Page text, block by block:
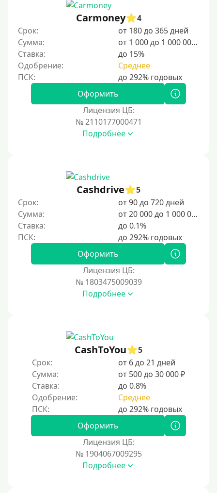
20000 руб
25000 руб
30000 руб
30000 руб на год
35000 руб
40000 руб
150000 руб
200000 руб
250000 руб
Карты банков и платежные системы
Мастеркард
Через Юнистрим (Unistream)
На Вебмани
Виза (Visa)
Carmoney
4
Срок:
от 180 до 365 дней
Сумма:
от 1 000 до 1 000 000 ₽
Ставка:
до 15%
Одобрение:
Среднее
Оформить
Лицензия ЦБ:
№ 2110177000471
Подробнее
Cashdrive
5
Срок:
от 90 до 720 дней
Сумма:
от 20 000 до 1 000 000 ₽
Ставка:
до 0.1%
Оформить
Лицензия ЦБ:
№ 1803475009039
Подробнее
CashToYou
5
Срок:
от 6 до 21 дней
Сумма:
от 500 до 30 000 ₽
Ставка:
до 0.8%
Одобрение:
Среднее
Оформить
Лицензия ЦБ:
№ 1904067009295
Подробнее